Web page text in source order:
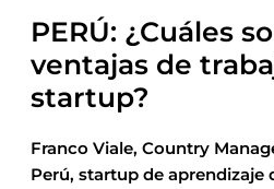
PERÚ: ¿Cuáles
ventajas de
startup?
Franco Viale, Country
Perú, startup de aprendizaje